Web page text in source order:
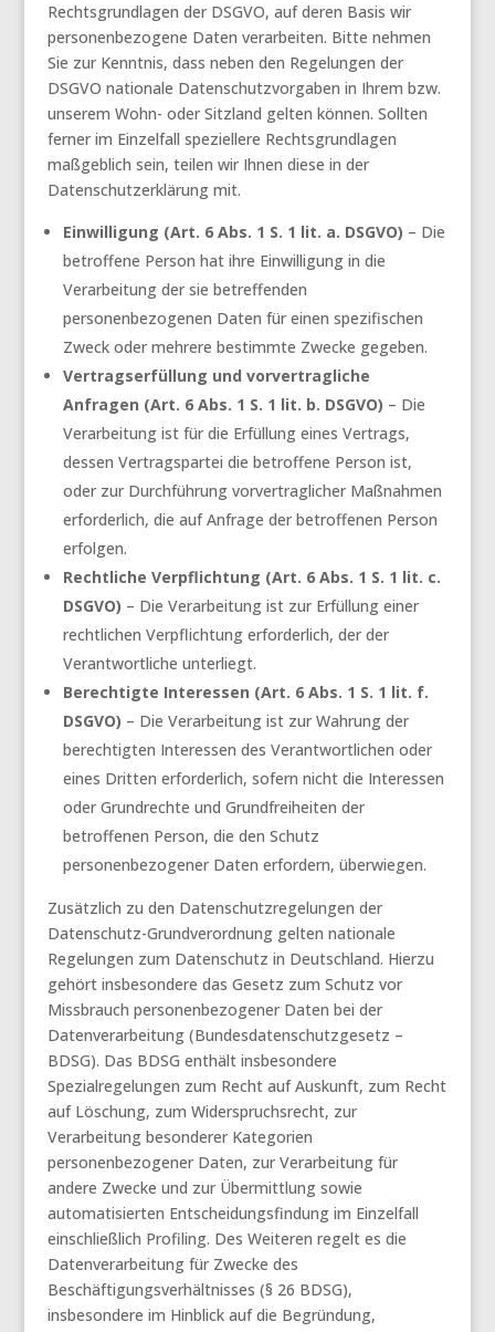
Rechtsgrundlagen der DSGVO, auf deren Basis wir
personenbezogene Daten verarbeiten. Bitte nehmen
Sie zur Kenntnis, dass neben den Regelungen der
DSGVO nationale Datenschutzvorgaben in Ihrem bzw.
unserem Wohn- oder Sitzland gelten können. Sollten
ferner im Einzelfall speziellere Rechtsgrundlagen
maßgeblich sein, teilen wir Ihnen diese in der
Datenschutzerklärung mit.
Einwilligung (Art. 6 Abs. 1 S. 1 lit. a. DSGVO) – Die
betroffene Person hat ihre Einwilligung in die
Verarbeitung der sie betreffenden
personenbezogenen Daten für einen spezifischen
Zweck oder mehrere bestimmte Zwecke gegeben.
Vertragserfüllung und vorvertragliche
Anfragen (Art. 6 Abs. 1 S. 1 lit. b. DSGVO) – Die
Verarbeitung ist für die Erfüllung eines Vertrags,
dessen Vertragspartei die betroffene Person ist,
oder zur Durchführung vorvertraglicher Maßnahmen
erforderlich, die auf Anfrage der betroffenen Person
erfolgen.
Rechtliche Verpflichtung (Art. 6 Abs. 1 S. 1 lit. c.
DSGVO) – Die Verarbeitung ist zur Erfüllung einer
rechtlichen Verpflichtung erforderlich, der der
Verantwortliche unterliegt.
Berechtigte Interessen (Art. 6 Abs. 1 S. 1 lit. f.
DSGVO) – Die Verarbeitung ist zur Wahrung der
berechtigten Interessen des Verantwortlichen oder
eines Dritten erforderlich, sofern nicht die Interessen
oder Grundrechte und Grundfreiheiten der
betroffenen Person, die den Schutz
personenbezogener Daten erfordern, überwiegen.
Zusätzlich zu den Datenschutzregelungen der
Datenschutz-Grundverordnung gelten nationale
Regelungen zum Datenschutz in Deutschland. Hierzu
gehört insbesondere das Gesetz zum Schutz vor
Missbrauch personenbezogener Daten bei der
Datenverarbeitung (Bundesdatenschutzgesetz –
BDSG). Das BDSG enthält insbesondere
Spezialregelungen zum Recht auf Auskunft, zum Recht
auf Löschung, zum Widerspruchsrecht, zur
Verarbeitung besonderer Kategorien
personenbezogener Daten, zur Verarbeitung für
andere Zwecke und zur Übermittlung sowie
automatisierten Entscheidungsfindung im Einzelfall
einschließlich Profiling. Des Weiteren regelt es die
Datenverarbeitung für Zwecke des
Beschäftigungsverhältnisses (§ 26 BDSG),
insbesondere im Hinblick auf die Begründung,